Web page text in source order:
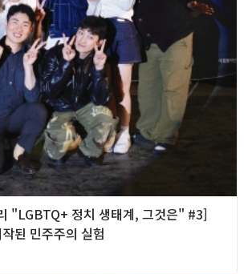
"LGBTQ+ 정치 생태계, 그것은" #3]
된 민주주의 실험